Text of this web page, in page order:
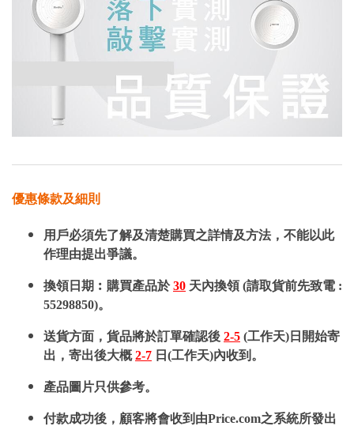
優惠條款及細則
用戶必須先了解及清楚購買之詳情及方法，不能以此
作理由提出爭議。
換領日期︰購買產品於30 天內換領 (請取貨前先致電 :
55298850)。
送貨方面，貨品將於訂單確認後 2-5 (工作天)日開始寄
出，寄出後大概2-7 日(工作天)內收到。
產品圖片只供參考。
付款成功後，顧客將會收到由Price.com之系統所發出